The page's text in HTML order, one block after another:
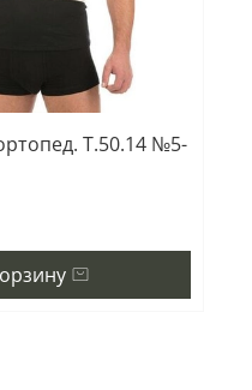
Т.50.14 №5-